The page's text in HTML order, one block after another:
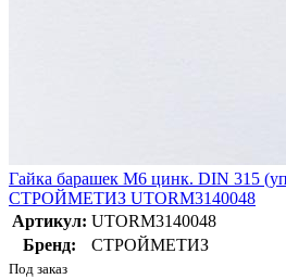
Гайка барашек М6 цинк. DIN 315
СТРОЙМЕТИЗ UTORM3140048
Артикул: UTORM3140048
Бренд:
СТРОЙМЕТИЗ
Под заказ